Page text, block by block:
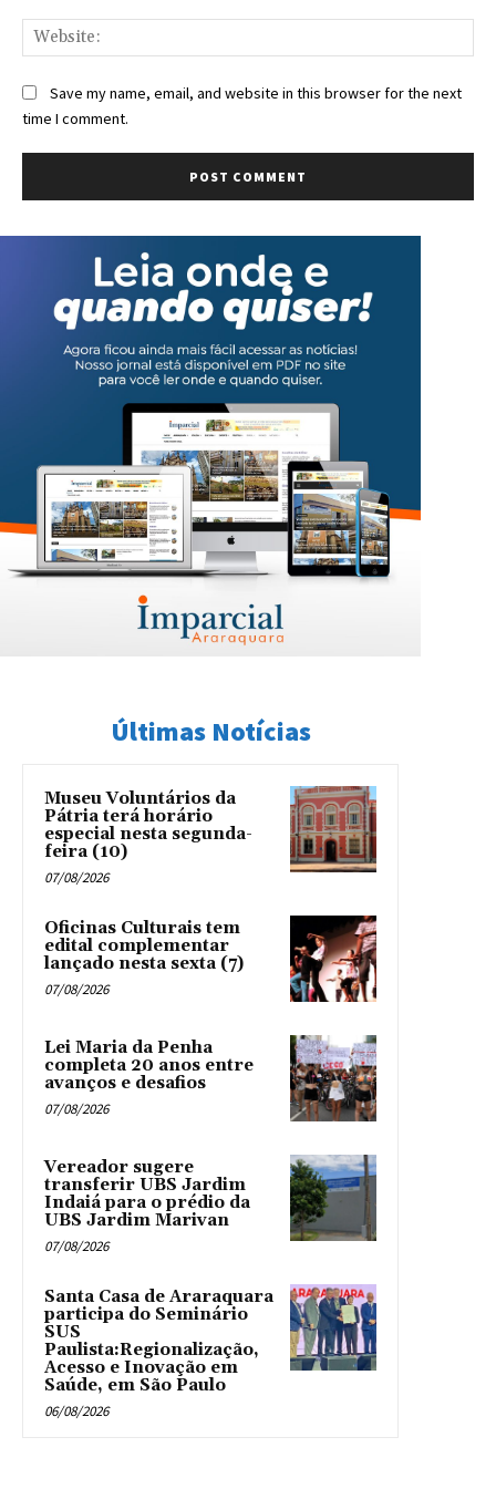
Save my name, email, and website in this browser for the next
time I comment.
Últimas Notícias
Museu Voluntários da
Pátria terá horário
especial nesta segunda-
feira (10)
07/08/2026
Oficinas Culturais tem
edital complementar
lançado nesta sexta (7)
07/08/2026
Lei Maria da Penha
completa 20 anos entre
avanços e desafios
07/08/2026
Vereador sugere
transferir UBS Jardim
Indaiá para o prédio da
UBS Jardim Marivan
07/08/2026
Santa Casa de Araraquara
participa do Seminário
SUS
Paulista:Regionalização,
Acesso e Inovação em
Saúde, em São Paulo
06/08/2026